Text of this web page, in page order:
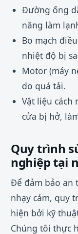
Đường ống
năng làm
Bo mạch
nhiệt độ bị
Motor (máy
do quá tải.
Vật liệu cách
cửa bị hở,
Quy trình
nghiệp tại
Để đảm bảo an
nhạy cảm, quy
hiện bởi kỹ
Chúng tôi thực